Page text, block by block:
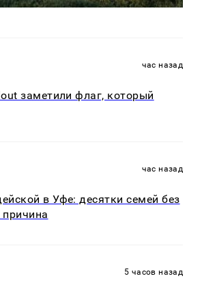
час назад
заметили флаг, который
час назад
в Уфе: десятки семей без
5 часов назад